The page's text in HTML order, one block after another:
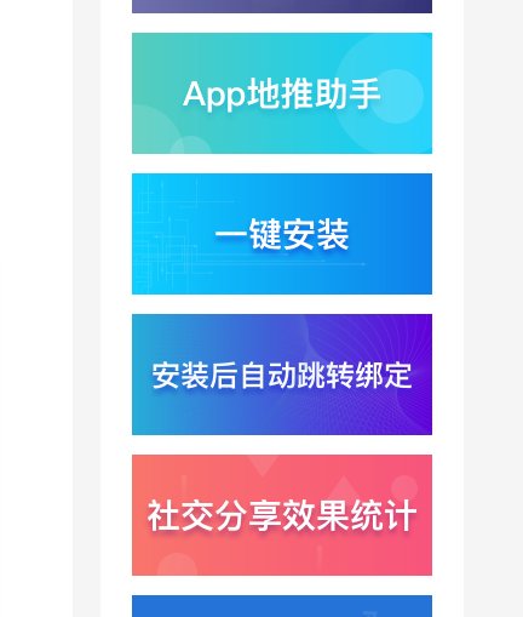
2000亿美元？云与广告
双轮驱动下B端应用迎来
分发与归因重构
千问已在特斯拉车机内
测？大模型上车打通跨
端服务与全渠道归因新
面环境能力升级加速PC
端智能助手与应用分发
2026-07-30
悟空大圣上映5天票房仅
15万？国产动画宣发失
灵暴露渠道归因黑洞
2026-07-30
Xinstall 渠道统计怎么做
？多渠道统一口径与数